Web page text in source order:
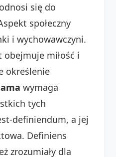
się do
społeczny
i wychowawczyni.
obejmuje miłość i
określenie
wymaga
tych
definiendum, a jej
Definiens
zrozumiały dla